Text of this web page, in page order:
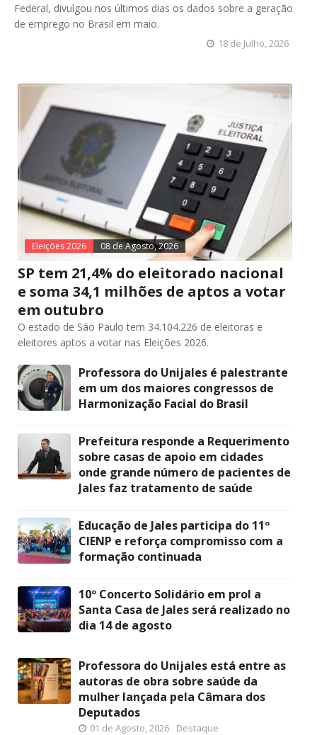
Federal, divulgou nos últimos dias os dados sobre a geração
de emprego no Brasil em maio.
18 de Julho, 2026
Eleições 2026 08 de Agosto, 2026
SP tem 21,4% do eleitorado nacional
e soma 34,1 milhões de aptos a votar
em outubro
O estado de São Paulo tem 34.104.226 de eleitoras e
eleitores aptos a votar nas Eleições 2026.
Professora do Unijales é palestrante
em um dos maiores congressos de
Harmonização Facial do Brasil
Prefeitura responde a Requerimento
sobre casas de apoio em cidades
onde grande número de pacientes de
Jales faz tratamento de saúde
Educação de Jales participa do 11º
CIENP e reforça compromisso com a
formação continuada
10º Concerto Solidário em prol a
Santa Casa de Jales será realizado no
dia 14 de agosto
Professora do Unijales está entre as
autoras de obra sobre saúde da
mulher lançada pela Câmara dos
Deputados
01 de Agosto, 2026 Destaque